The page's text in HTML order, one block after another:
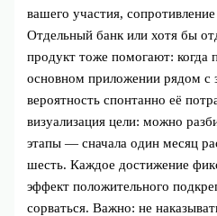
вашего участия, сопротивление
Отдельный банк или хотя бы
продукт тоже помогают: когда
основном приложении рядом с
вероятность спонтанно её
визуализация цели: можно
этапы — сначала один месяц
шесть. Каждое достижение
эффект положительного
сорваться. Важно: не